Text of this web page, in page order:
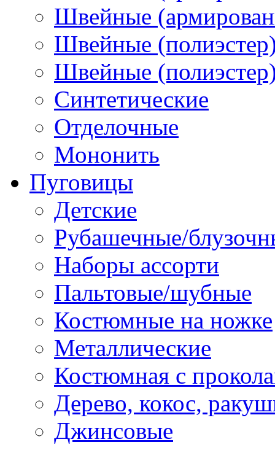
Швейные
Швейные
Швейные
Синтетические
Отделочные
Мононить
Пуговицы
Детские
Рубашечные/
Наборы ассорти
Пальтовые/шубные
Костюмные на ножке
Металлические
Костюмная с
Дерево, кокос,
Джинсовые